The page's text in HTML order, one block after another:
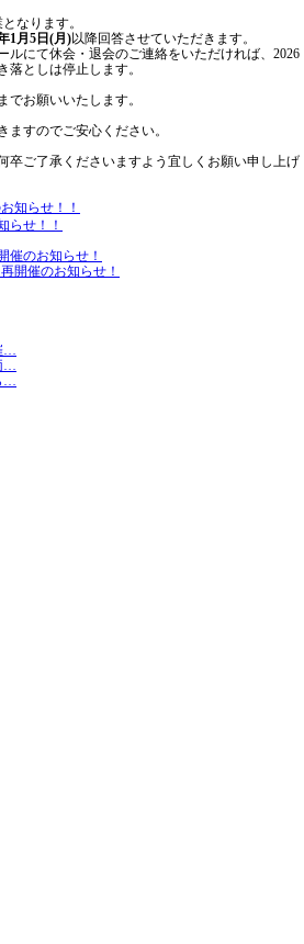
なります。
1月5日(月)以降回答させていただきます。
ルにて休会・退会のご連絡をいただければ、2026
落としは停止します。
でお願いいたします。
すのでご安心ください。
卒ご了承くださいますよう宜しくお願い申し上げ
らせ！！
のお知らせ！
…
…
…